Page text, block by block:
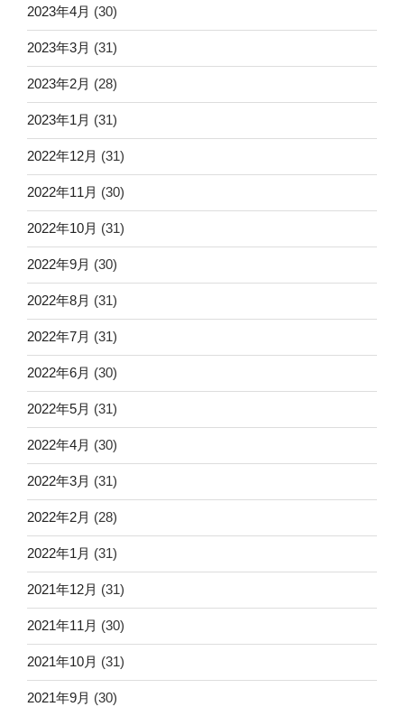
2023年4月 (30)
2023年3月 (31)
2023年2月 (28)
2023年1月 (31)
2022年12月 (31)
2022年11月 (30)
2022年10月 (31)
2022年9月 (30)
2022年8月 (31)
2022年7月 (31)
2022年6月 (30)
2022年5月 (31)
2022年4月 (30)
2022年3月 (31)
2022年2月 (28)
2022年1月 (31)
2021年12月 (31)
2021年11月 (30)
2021年10月 (31)
2021年9月 (30)